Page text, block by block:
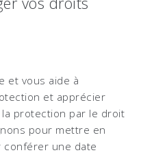
et vous aide à
et apprécier
la protection par le droit
pour mettre en
une date